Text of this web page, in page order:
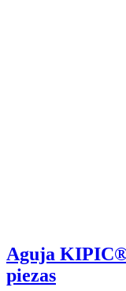
Aguja KIPIC®
piezas